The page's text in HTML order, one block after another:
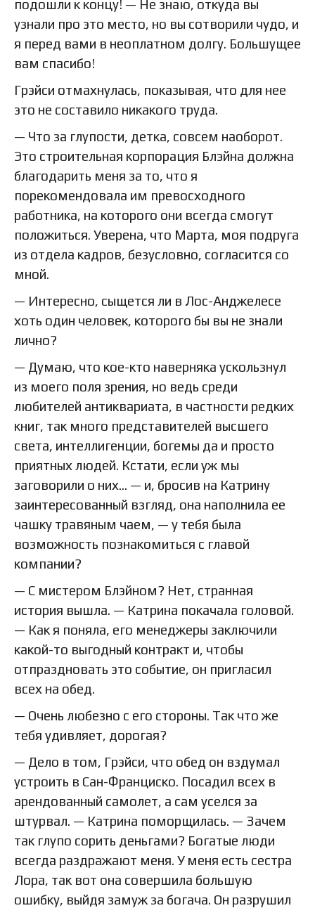
подошли к концу! — Не знаю, откуда вы
узнали про это место, но вы сотворили чудо, и
я перед вами в неоплатном долгу. Большущее
вам спасибо!
Грэйси отмахнулась, показывая, что для нее
это не составило никакого труда.
— Что за глупости, детка, совсем наоборот.
Это строительная корпорация Блэйна должна
благодарить меня за то, что я
порекомендовала им превосходного
работника, на которого они всегда смогут
положиться. Уверена, что Марта, моя подруга
из отдела кадров, безусловно, согласится со
мной.
— Интересно, сыщется ли в Лос-Анджелесе
хоть один человек, которого бы вы не знали
лично?
— Думаю, что кое-кто наверняка ускользнул
из моего поля зрения, но ведь среди
любителей антиквариата, в частности редких
книг, так много представителей высшего
света, интеллигенции, богемы да и просто
приятных людей. Кстати, если уж мы
заговорили о них… — и, бросив на Катрину
заинтересованный взгляд, она наполнила ее
чашку травяным чаем, — у тебя была
возможность познакомиться с главой
компании?
— С мистером Блэйном? Нет, странная
история вышла. — Катрина покачала головой.
— Как я поняла, его менеджеры заключили
какой-то выгодный контракт и, чтобы
отпраздновать это событие, он пригласил
всех на обед.
— Очень любезно с его стороны. Так что же
тебя удивляет, дорогая?
— Дело в том, Грэйси, что обед он вздумал
устроить в Сан-Франциско. Посадил всех в
арендованный самолет, а сам уселся за
штурвал. — Катрина поморщилась. — Зачем
так глупо сорить деньгами? Богатые люди
всегда раздражают меня. У меня есть сестра
Лора, так вот она совершила большую
ошибку, выйдя замуж за богача. Он разрушил